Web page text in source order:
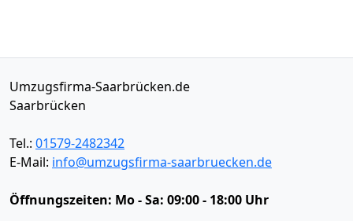
Umzugsfirma-Saarbrücken.de
Saarbrücken
Tel.: 01579-2482342
E-Mail: info@umzugsfirma-saarbruecken.de
Öffnungszeiten: Mo - Sa: 09:00 - 18:00 Uhr